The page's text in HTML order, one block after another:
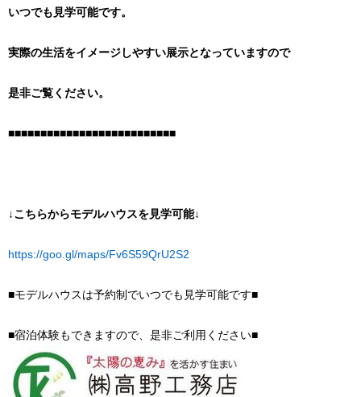
いつでも見学可能です。
実際の生活をイメージしやすい展示となっていますので
是非ご覧ください。
■■■■■■■■■■■■■■■■■■■■■■■■■■
↓こちらからモデルハウスを見学可能↓
https://goo.gl/maps/Fv6S59QrU2S2
■モデルハウスは予約制でいつでも見学可能です■
■宿泊体験もできますので、是非ご利用ください■